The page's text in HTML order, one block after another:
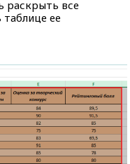
раскрыть все
ее